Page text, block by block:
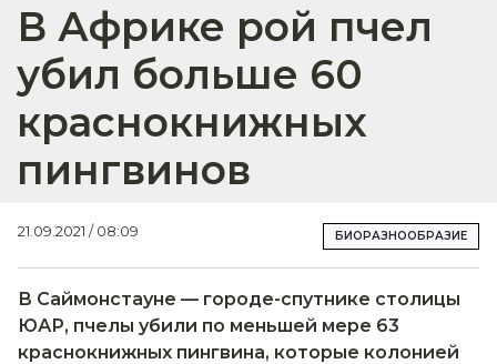
В Африке рой пчел
убил больше 60
краснокнижных
пингвинов
21.09.2021 / 08:09 БИОРАЗНООБРАЗИЕ
В Саймонстауне — городе-спутнике столицы
ЮАР, пчелы убили по меньшей мере 63
краснокнижных пингвина, которые колонией